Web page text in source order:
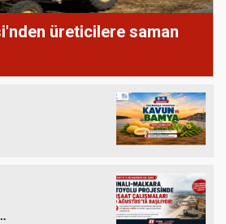
üreticilere saman